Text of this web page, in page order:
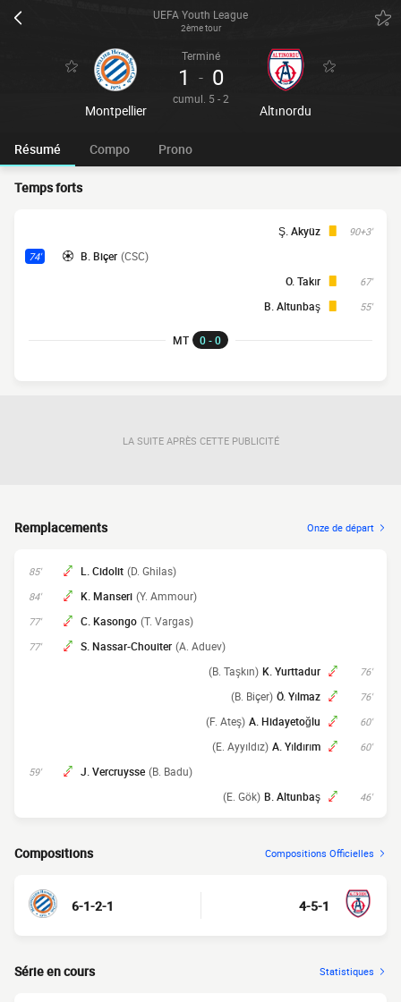
UEFA Youth League
2ème tour
Montpellier
Terminé
1 - 0
cumul. 5 - 2
Altınordu
Résumé Compo Prono
Temps forts
90+3'
Ş. Akyüz
74' B. Biçer (CSC)
67'
O. Takır
55'
B. Altunbaş
MT 0 - 0
LA SUITE APRÈS CETTE PUBLICITÉ
Remplacements Onze de départ
85' L. Cidolit (D. Ghilas)
84' K. Manseri (Y. Ammour)
77' C. Kasongo (T. Vargas)
77' S. Nassar-Chouiter (A. Aduev)
76'
K. Yurttadur
(B. Taşkın)
76'
Ö. Yılmaz
(B. Biçer)
60'
A. Hidayetoğlu
(F. Ateş)
60'
A. Yıldırım
(E. Ayyıldız)
59' J. Vercruysse (B. Badu)
46'
B. Altunbaş
(E. Gök)
Compositions Compositions Officielles
6-1-2-1 4-5-1
Série en cours Statistiques